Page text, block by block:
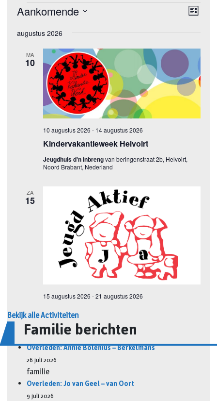
Bekijk alle Activiteiten
Familie berichten
Overleden: Annie Bolenius – Berkelmans
26 juli 2026
familie
Overleden: Jo van Geel – van Oort
9 juli 2026